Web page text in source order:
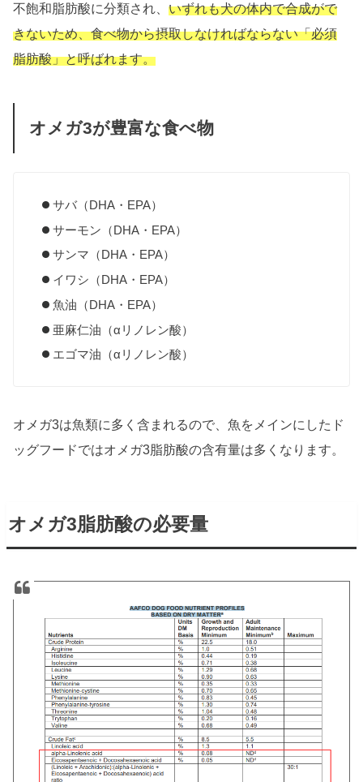
不飽和脂肪酸に分類され、いずれも犬の体内で合成がで
きないため、食べ物から摂取しなければならない「必須
脂肪酸」と呼ばれます。
オメガ3が豊富な食べ物
サバ（DHA・EPA）
サーモン（DHA・EPA）
サンマ（DHA・EPA）
イワシ（DHA・EPA）
魚油（DHA・EPA）
亜麻仁油（αリノレン酸）
エゴマ油（αリノレン酸）
オメガ3は魚類に多く含まれるので、魚をメインにしたド
ッグフードではオメガ3脂肪酸の含有量は多くなります。
オメガ3脂肪酸の必要量